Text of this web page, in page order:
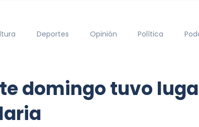
Deportes Opinión Política
domingo tuvo